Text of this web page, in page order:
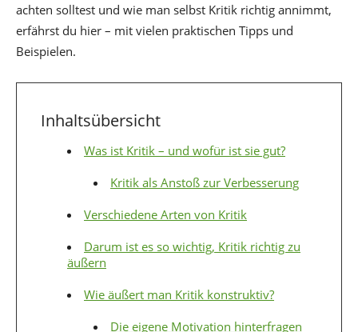
achten solltest und wie man selbst Kritik richtig annimmt,
erfährst du hier – mit vielen praktischen Tipps und
Beispielen.
Inhaltsübersicht
Was ist Kritik – und wofür ist sie gut?
Kritik als Anstoß zur Verbesserung
Verschiedene Arten von Kritik
Darum ist es so wichtig, Kritik richtig zu
äußern
Wie äußert man Kritik konstruktiv?
Die eigene Motivation hinterfragen